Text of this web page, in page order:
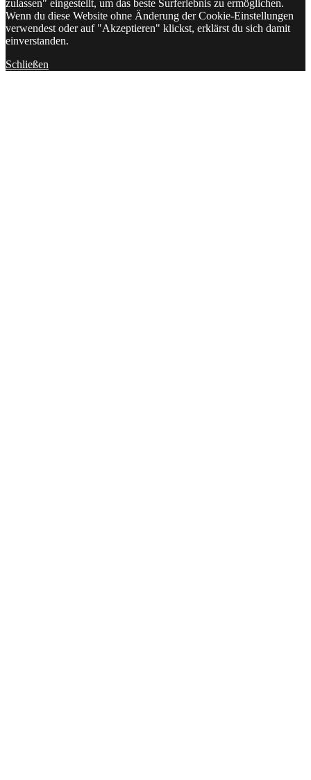
zulassen" eingestellt, um das beste Surferlebnis zu ermöglichen.
Wenn du diese Website ohne Änderung der Cookie-Einstellungen
verwendest oder auf "Akzeptieren" klickst, erklärst du sich damit
einverstanden.
Schließen